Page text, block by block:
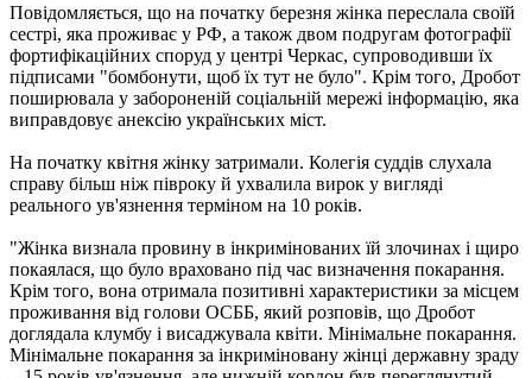
Повідомляється, що на початку березня жінка переслала своїй
сестрі, яка проживає у РФ, а також двом подругам фотографії
фортифікаційних споруд у центрі Черкас, супроводивши їх
підписами "бомбонути, щоб їх тут не було". Крім того, Дробот
поширювала у забороненій соціальній мережі інформацію, яка
виправдовує анексію українських міст.
На початку квітня жінку затримали. Колегія суддів слухала
справу більш ніж півроку й ухвалила вирок у вигляді
реального ув'язнення терміном на 10 років.
"Жінка визнала провину в інкримінованих їй злочинах і щиро
покаялася, що було враховано під час визначення покарання.
Крім того, вона отримала позитивні характеристики за місцем
проживання від голови ОСББ, який розповів, що Дробот
доглядала клумбу і висаджувала квіти. Мінімальне покарання.
Мінімальне покарання за інкриміновану жінці державну зраду